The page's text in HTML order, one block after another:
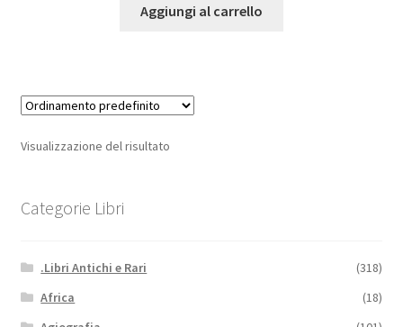
Aggiungi al carrello
Visualizzazione del risultato
Categorie Libri
.Libri Antichi e Rari
(318)
Africa
(18)